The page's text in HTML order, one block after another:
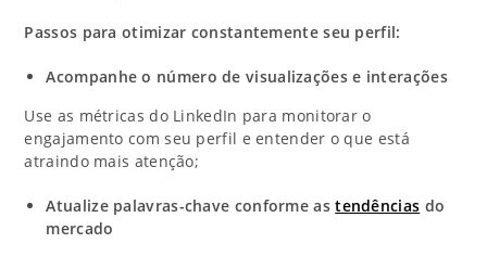
Passos para otimizar constantemente seu perfil:
Acompanhe o número de visualizações e interações
Use as métricas do LinkedIn para monitorar o
engajamento com seu perfil e entender o que está
atraindo mais atenção;
Atualize palavras-chave conforme astendências do
mercado